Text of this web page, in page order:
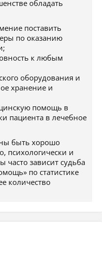
обладать
поставить
по оказанию
к любым
оборудования и
хранение и
помощь в
пациента в лечебное
быть хорошо
психологически и
часто зависит судьба
по статистике
количество